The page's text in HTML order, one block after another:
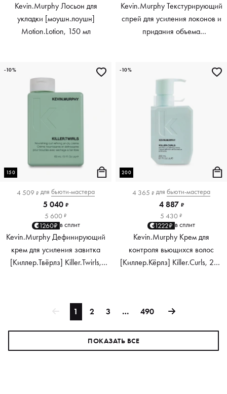
Kevin.Murphy Лосьон для
укладки [моушн.лоушн]
Motion.Lotion, 150 мл
Kevin.Murphy Текстурирующий
спрей для усиления локонов и
придания объема
150
4 509 ₽ для бьюти-мастера
5 040 ₽
5 600 ₽
1260₽ в сплит
Kevin.Murphy Дефинирующий
крем для усиления завитка
[Киллер.Твёрлз] Killer.Twirls,
-10%
200
4 365 ₽ для бьюти-мастера
4 887 ₽
5 430 ₽
1222₽ в сплит
Kevin.Murphy Крем для
контроля вьющихся волос
[Киллер.Кёрлз] Killer.Curls, 200
-10%
1 2 3 … 490
ПОКАЗАТЬ ВСЕ